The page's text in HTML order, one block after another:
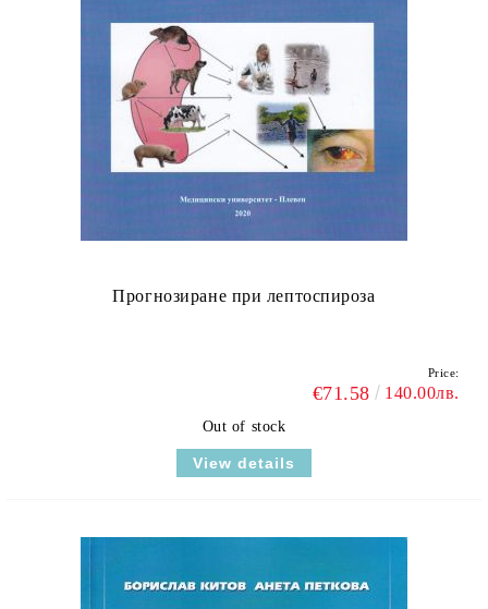
Прогнозиране при лептоспироза
Price:
€71.58 140.00лв.
Out of stock
View details